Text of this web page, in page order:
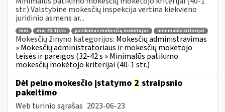
str.) Valstybinė mokesčių inspekcija vertina kiekvieno
juridinio asmens ar...
mm maį 40-1)str. patikimas mokesčių mokėtojas minimalūs kriterijai
Mokesčių žinyno kategorijos: Mokesčių administravimas
» Mokesčių administratoriaus ir mokesčių mokėtojo
teisės ir pareigos (32-42 s » Minimalūs patikimo
mokesčių mokėtojo kriterijai (40-1 str.)
Dėl pelno mokesčio įstatymo 2 straipsnio
pakeitimo
Web turinio sąrašas 2023-06-23